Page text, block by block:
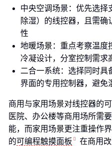
中央空调场景：优先选择
除湿）的线控器，且需确
性
地暖场景：重点考察温
冷凝设计，分室控制需求
二合一系统：选择同时具
界面的专用控制器，避免
商用与家用场景对线控器的
医院、办公楼等商用场所需
能，而家用场景更注重操作
的可编程触摸面板
在商用